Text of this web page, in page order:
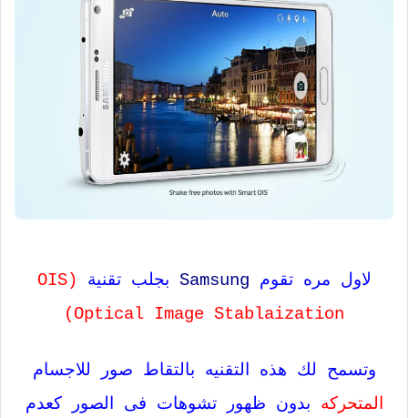
لاول مره تقوم Samsung بجلب تقنية
(OIS
(Optical Image Stablaization
وتسمح لك هذه التقنيه بالتقاط صور للاجسام
المتحركه بدون ظهور تشوهات فى الصور كعدم